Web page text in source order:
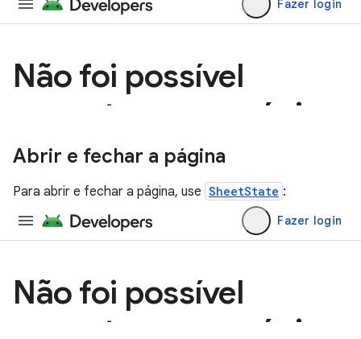
Abrir e fechar a página
Para abrir e fechar a página, use SheetState :